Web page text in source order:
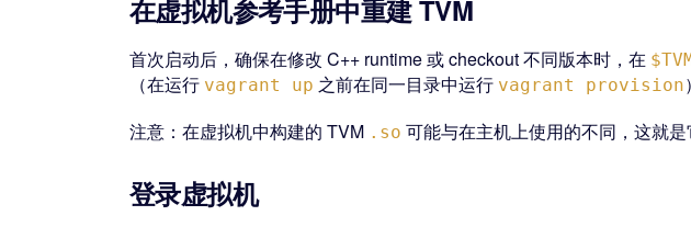
在虚拟机参考手册中重建 TVM
首次启动后，确保在修改 C++ runtime 或 checkout 不同版本时，在
（在运行 vagrant up 之前在同一目录中运行 vagrant provision
注意：在虚拟机中构建的 TVM .so 可能与在主机上使用的不同，这就
登录虚拟机